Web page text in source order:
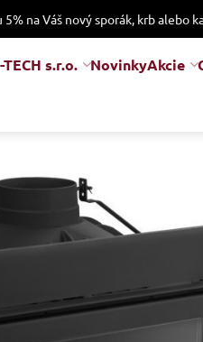
na Váš nový sporák, krb alebo
TECH s.r.o. NovinkyAkcie